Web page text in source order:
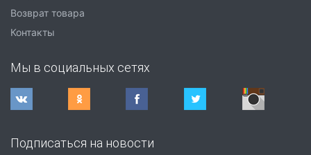
Возврат товара
Контакты
Мы в социальных сетях
Подписаться на новости